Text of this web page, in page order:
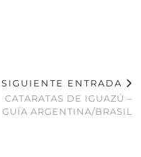
SIGUIENTE ENTRADA
CATARATAS DE IGUAZÚ –
GUÍA ARGENTINA/BRASIL